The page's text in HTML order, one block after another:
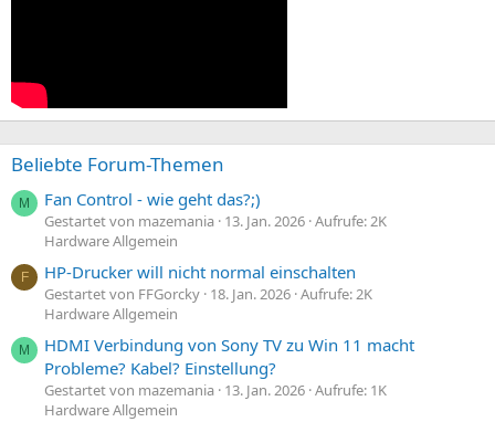
Beliebte Forum-Themen
M Fan Control - wie geht das?;)
Gestartet von mazemania 13. Jan. 2026 Aufrufe: 2K
Hardware Allgemein
F HP-Drucker will nicht normal einschalten
Gestartet von FFGorcky 18. Jan. 2026 Aufrufe: 2K
Hardware Allgemein
M
HDMI Verbindung von Sony TV zu Win 11 macht
Probleme? Kabel? Einstellung?
Gestartet von mazemania 13. Jan. 2026 Aufrufe: 1K
Hardware Allgemein